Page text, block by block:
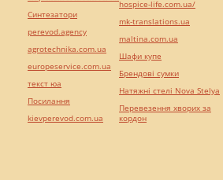
Синтезатори
perevod.agency
agrotechnika.com.ua
europeservice.com.ua
текст юа
Посилання
kievperevod.com.ua
hospice-life.com.ua/
mk-translations.ua
maltina.com.ua
Шафи купе
Брендові сумки
Натяжні стелі Nova Stelya
Перевезення хворих за
кордон